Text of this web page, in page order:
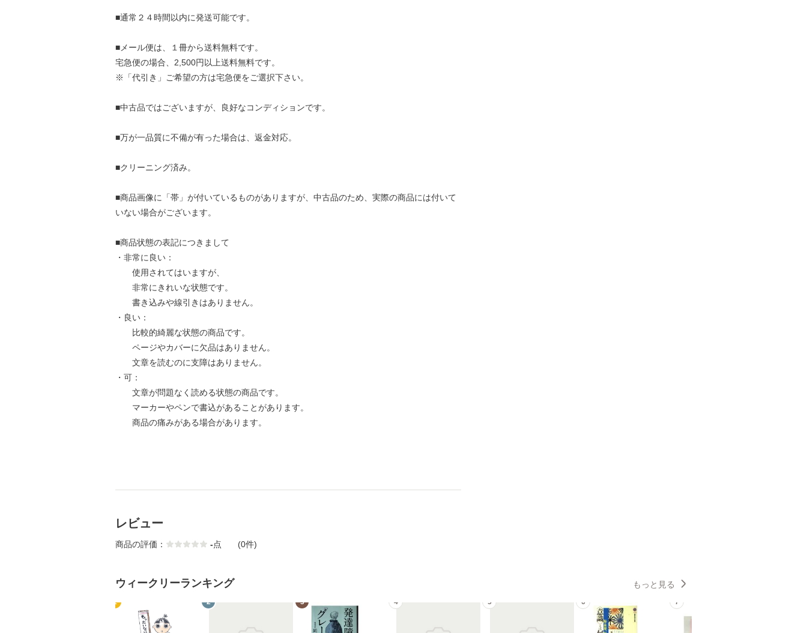
■通常２４時間以内に発送可能です。
■メール便は、１冊から送料無料です。
宅急便の場合、2,500円以上送料無料です。
※「代引き」ご希望の方は宅急便をご選択下さい。
■中古品ではございますが、良好なコンディションです。
■万が一品質に不備が有った場合は、返金対応。
■クリーニング済み。
■商品画像に「帯」が付いているものがありますが、中古品のため、実際の商品には付いて
いない場合がございます。
■商品状態の表記につきまして
・非常に良い：
使用されてはいますが、
非常にきれいな状態です。
書き込みや線引きはありません。
・良い：
比較的綺麗な状態の商品です。
ページやカバーに欠品はありません。
文章を読むのに支障はありません。
・可：
文章が問題なく読める状態の商品です。
マーカーやペンで書込があることがあります。
商品の痛みがある場合があります。
レビュー
商品の評価： -点 (0件)
ウィークリーランキング もっと見る
1 2 3 4 5 6 7